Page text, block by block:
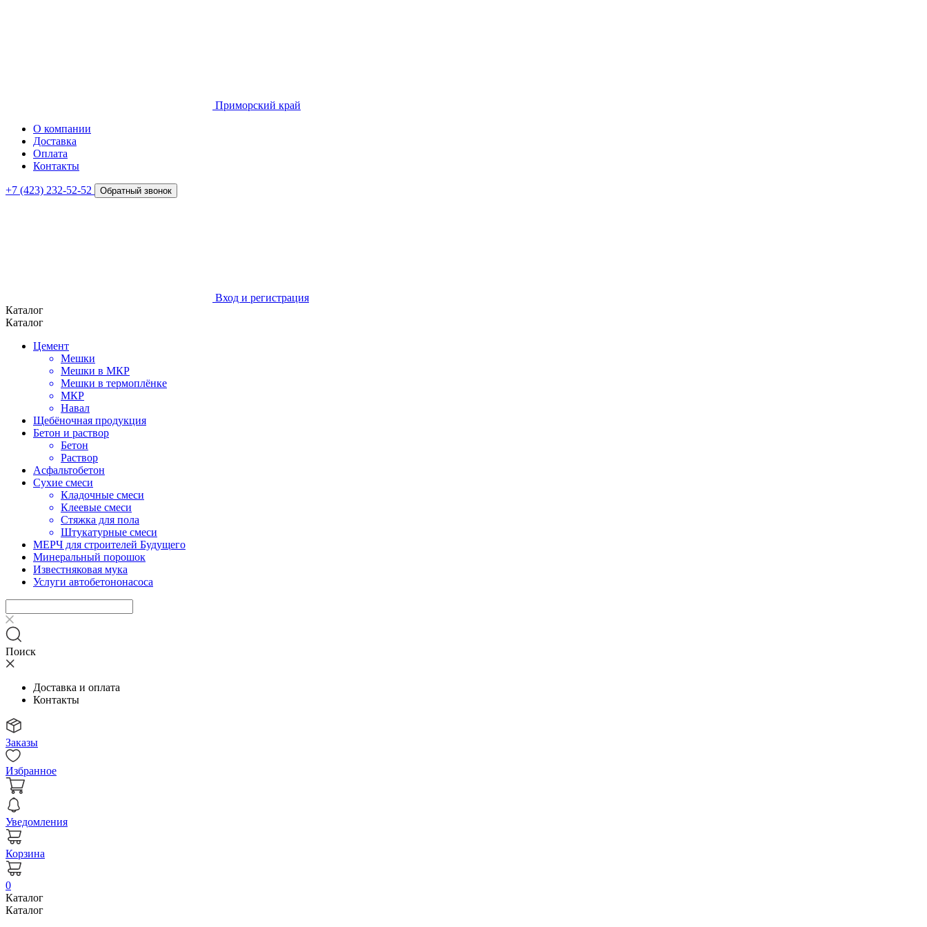
Приморский край
О компании
Доставка
Оплата
Контакты
+7 (423) 232-52-52 Обратный звонок
Вход и регистрация
Каталог
Каталог
Цемент
Мешки
Мешки в МКР
Мешки в термоплёнке
МКР
Навал
Щебёночная продукция
Бетон и раствор
Бетон
Раствор
Асфальтобетон
Сухие смеси
Кладочные смеси
Клеевые смеси
Стяжка для пола
Штукатурные смеси
МЕРЧ для строителей Будущего
Минеральный порошок
Известняковая мука
Услуги автобетононасоса
Поиск
Доставка и оплата
Контакты
Заказы
Избранное
Уведомления
Корзина
0
Каталог
Каталог